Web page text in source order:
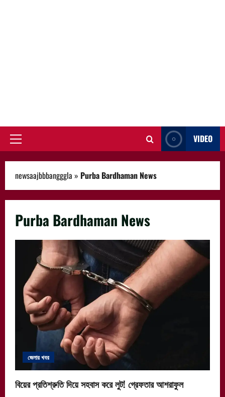
Primary
VIDEO
newsaajbbbangggla » Purba Bardhaman News
Purba Bardhaman News
জেলার খবর
বিয়ের প্রতিশ্রুতি দিয়ে সহবাস করে লুট! গ্রেফতার আশরাফুল